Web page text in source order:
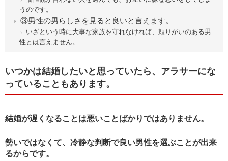
うのです。
③男性の男らしさを見ると良いと言えます。
いざという時に大事な家族を守れなければ、頼りがいのある男
性とは言えません。
いつかは結婚したいと思っていたら、アラサーにな
っていることもあります。
結婚が遅くなることは悪いことばかりではありません。
勢いではなくて、冷静な判断で良い男性を選ぶことが出来
るからです。